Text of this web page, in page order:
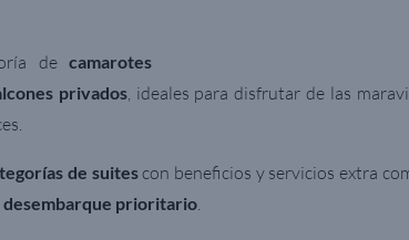
decamarotes
privados, ideales para disfrutar de las
de suites con beneficios y servicios extra
desembarque prioritario.